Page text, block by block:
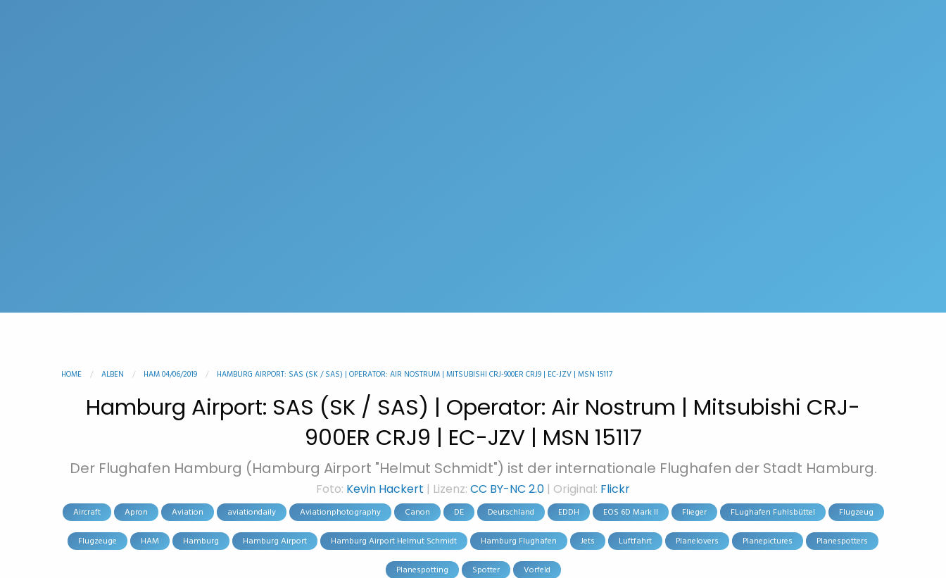
HOME ALBEN HAM 04/06/2019 HAMBURG AIRPORT: SAS (SK / SAS) | OPERATOR: AIR NOSTRUM | MITSUBISHI CRJ-900ER CRJ9 | EC-JZV | MSN 15117
Hamburg Airport: SAS (SK / SAS) | Operator: Air Nostrum | Mitsubishi CRJ-
900ER CRJ9 | EC-JZV | MSN 15117
Der Flughafen Hamburg (Hamburg Airport "Helmut Schmidt") ist der internationale Flughafen der Stadt Hamburg.
Foto: Kevin Hackert | Lizenz: CC BY-NC 2.0 | Original: Flickr
Aircraft Apron Aviation aviationdaily Aviationphotography Canon DE Deutschland EDDH EOS 6D Mark II Flieger FLughafen Fuhlsbüttel Flugzeug
Flugzeuge HAM Hamburg Hamburg Airport Hamburg Airport Helmut Schmidt Hamburg Flughafen Jets Luftfahrt Planelovers Planepictures Planespotters
Planespotting Spotter Vorfeld